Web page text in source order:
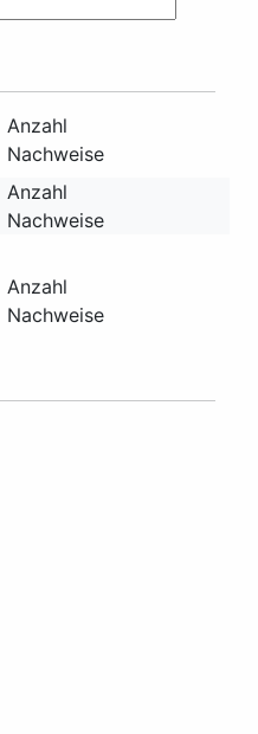
Anzahl
Nachweise
Anzahl
Nachweise
Anzahl
Nachweise